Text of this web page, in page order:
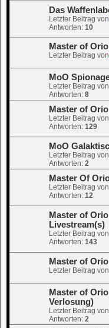
Das
Letzter Beitrag von
Antworten: 10
Master of
Letzter Beitrag von
MoO
Letzter Beitrag von
Antworten: 8
Master of
Letzter Beitrag von
Antworten: 129
MoO
Letzter Beitrag von
Antworten: 2
Master Of
Letzter Beitrag von
Antworten: 12
Master of
Livestream(s)
Letzter Beitrag von
Antworten: 143
Master of
Letzter Beitrag von
Master of
Verlosung)
Letzter Beitrag von
Antworten: 2